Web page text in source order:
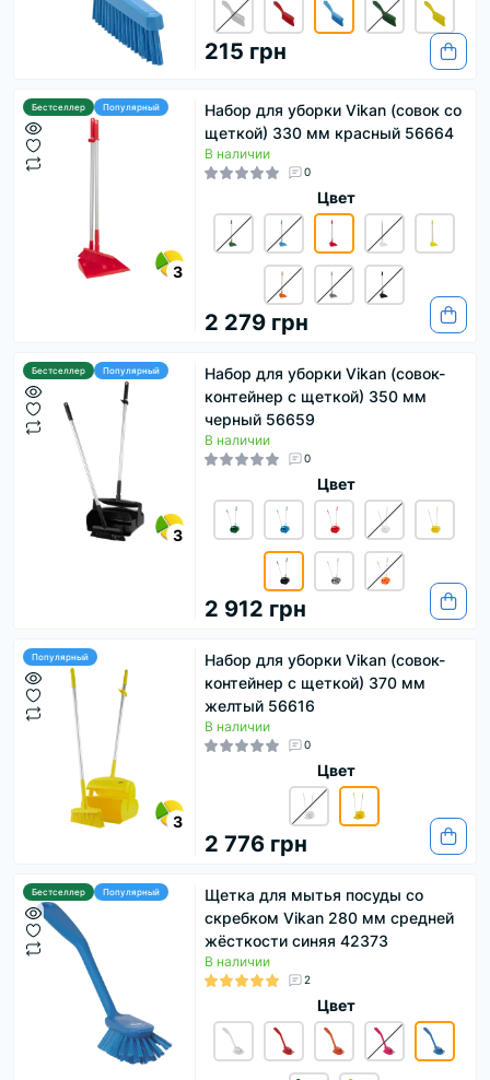
215 грн
Бестселлер Популярный
3
Набор для уборки Vikan (совок со
щеткой) 330 мм красный 56664
В наличии
0
Цвет
2 279 грн
Бестселлер Популярный
3
Набор для уборки Vikan (совок-
контейнер с щеткой) 350 мм
черный 56659
В наличии
0
Цвет
2 912 грн
Популярный
3
Набор для уборки Vikan (совок-
контейнер с щеткой) 370 мм
желтый 56616
В наличии
0
Цвет
2 776 грн
Бестселлер Популярный
Щетка для мытья посуды со
скребком Vikan 280 мм средней
жёсткости синяя 42373
В наличии
2
Цвет